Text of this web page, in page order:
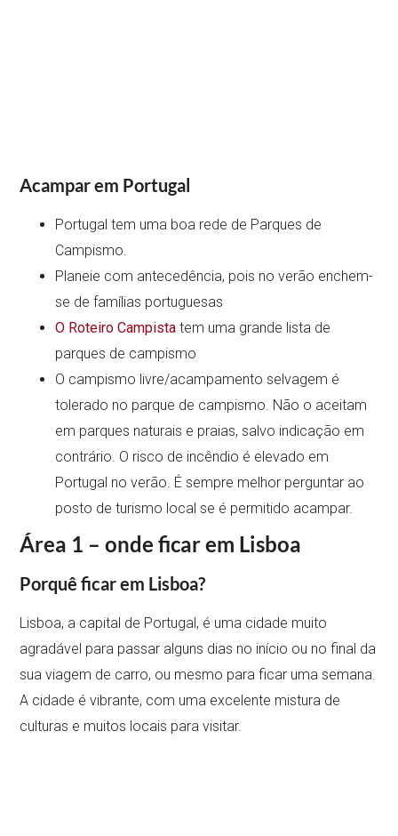
Acampar em Portugal
Portugal tem uma boa rede de Parques de
Campismo.
Planeie com antecedência, pois no verão enchem-
se de famílias portuguesas
O Roteiro Campista tem uma grande lista de
parques de campismo
O campismo livre/acampamento selvagem é
tolerado no parque de campismo. Não o aceitam
em parques naturais e praias, salvo indicação em
contrário. O risco de incêndio é elevado em
Portugal no verão. É sempre melhor perguntar ao
posto de turismo local se é permitido acampar.
Área 1 – onde ficar em Lisboa
Porquê ficar em Lisboa?
Lisboa, a capital de Portugal, é uma cidade muito
agradável para passar alguns dias no início ou no final da
sua viagem de carro, ou mesmo para ficar uma semana.
A cidade é vibrante, com uma excelente mistura de
culturas e muitos locais para visitar.